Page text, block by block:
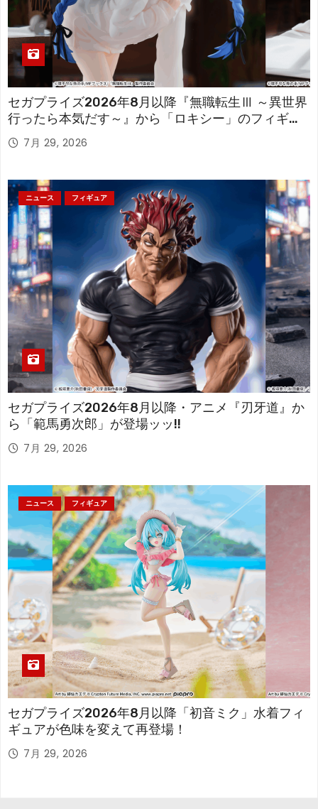
セガプライズ2026年8月以降『無職転生Ⅲ ～異世界
行ったら本気だす～』から「ロキシー」のフィギュ
アが登場！
7月 29, 2026
ニュース フィギュア
セガプライズ2026年8月以降・アニメ『刃牙道』か
ら「範馬勇次郎」が登場ッッ!!
7月 29, 2026
ニュース フィギュア
セガプライズ2026年8月以降「初音ミク」水着フィ
ギュアが色味を変えて再登場！
7月 29, 2026